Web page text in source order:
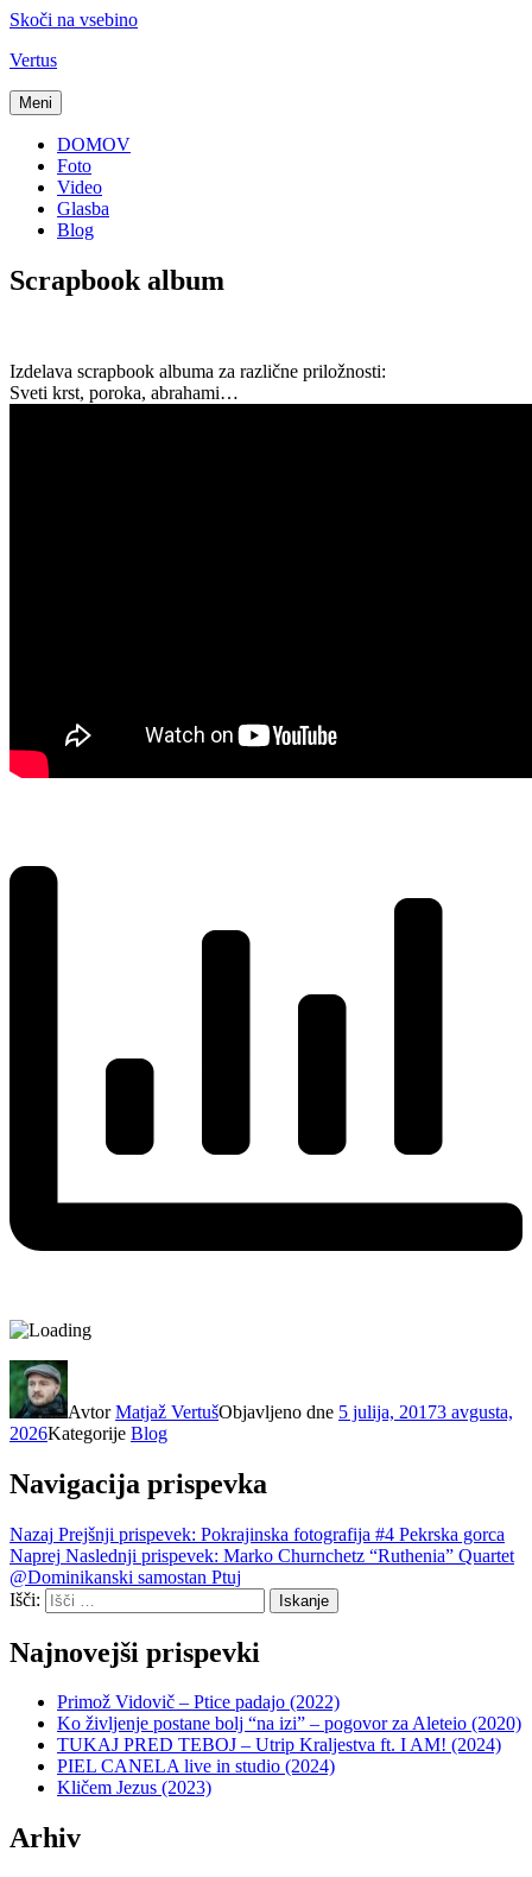
Skoči na vsebino
Vertus
Meni
DOMOV
Foto
Video
Glasba
Blog
Scrapbook album
Izdelava scrapbook albuma za različne priložnosti:
Sveti krst, poroka, abrahami…
AvtorMatjaž VertušObjavljeno dne 5 julija, 20173 avgusta,
2026Kategorije Blog
Navigacija prispevka
Nazaj Prejšnji prispevek: Pokrajinska fotografija #4 Pekrska gorca
Naprej Naslednji prispevek: Marko Churnchetz “Ruthenia” Quartet
@Dominikanski samostan Ptuj
Išči:
Iskanje
Najnovejši prispevki
Primož Vidovič – Ptice padajo (2022)
Ko življenje postane bolj “na izi” – pogovor za Aleteio (2020)
TUKAJ PRED TEBOJ – Utrip Kraljestva ft. I AM! (2024)
PIEL CANELA live in studio (2024)
Kličem Jezus (2023)
Arhiv